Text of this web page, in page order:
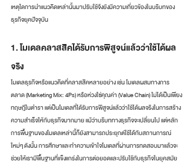
เหตุใดการนำแนวคิดเหล่านั้นมาปรับใช้จึงยังมีความเกี่ยวข้องในบริบทของ
ธุรกิจยุคปัจจุบัน
1. โมเดลคลาสสิคได้รับการพิสูจน์แล้วว่าใช้ได้ผล
จริง
โมเดลธุรกิจหรือแนวคิดที่คลาสสิคหลายอย่าง เช่น โมเดลผสมทางการ
ตลาด (Marketing Mix: 4Ps) หรือห่วงโซ่คุณค่า (Value Chain) ไม่ได้เป็นเพียง
ทฤษฎีในตำรา แต่เป็นโมเดลที่ได้รับการพิสูจน์แล้วว่าใช้ได้ผลจริงในการสร้าง
ความสำเร็จให้กับธุรกิจมากมาย แม้ว่าบริบททางธุรกิจจะเปลี่ยนไป แต่หลัก
การพื้นฐานของโมเดลเหล่านี้ก็ยังสามารถประยุกต์ใช้ได้กับสถานการณ์
ใหม่ๆ ดังนั้น การศึกษาและทำความเข้าใจโมเดลที่ผ่านการทดสอบมาแล้วจะ
ช่วยให้เรามีพื้นฐานที่แข็งแกร่งในการต่อยอดและปรับใช้กับธุรกิจในยุคสมัย